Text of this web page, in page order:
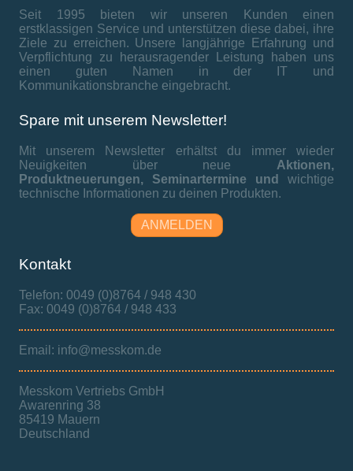
Seit 1995 bieten wir unseren Kunden einen
erstklassigen Service und unterstützen diese dabei, ihre
Ziele zu erreichen. Unsere langjährige Erfahrung und
Verpflichtung zu herausragender Leistung haben uns
einen guten Namen in der IT und
Kommunikationsbranche eingebracht.
Spare mit unserem Newsletter!
Mit unserem Newsletter erhältst du immer wieder
Neuigkeiten über neue Aktionen,
Produktneuerungen, Seminartermine und wichtige
technische Informationen zu deinen Produkten.
ANMELDEN
Kontakt
Telefon: 0049 (0)8764 / 948 430
Fax: 0049 (0)8764 / 948 433
Email: info@messkom.de
Messkom Vertriebs GmbH
Awarenring 38
85419 Mauern
Deutschland